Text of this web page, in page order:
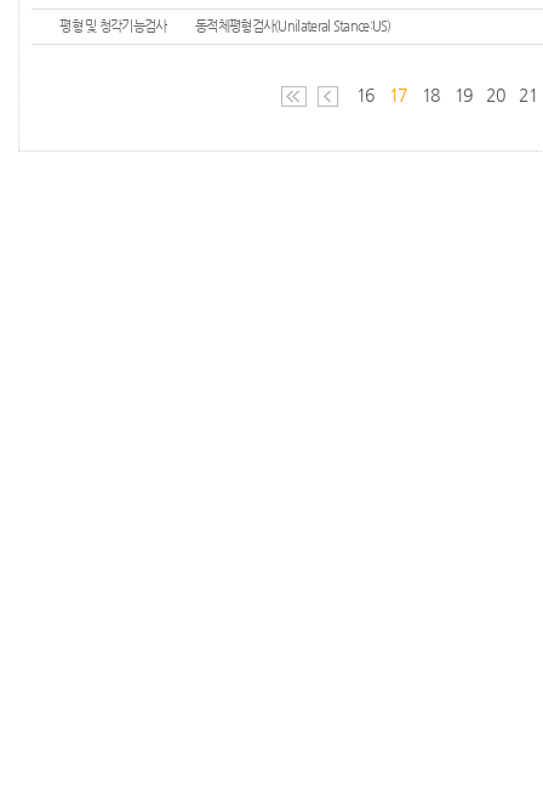
평형 및 청각기능검사 동적체평형검사(Unilateral Stance:US)
16 17 18 19 20 21